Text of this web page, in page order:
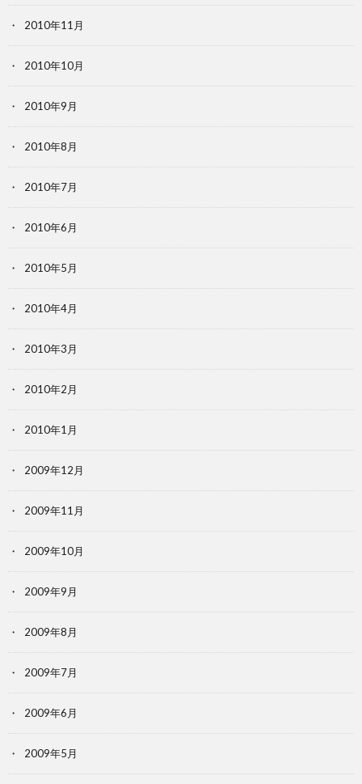
2010年11月
2010年10月
2010年9月
2010年8月
2010年7月
2010年6月
2010年5月
2010年4月
2010年3月
2010年2月
2010年1月
2009年12月
2009年11月
2009年10月
2009年9月
2009年8月
2009年7月
2009年6月
2009年5月